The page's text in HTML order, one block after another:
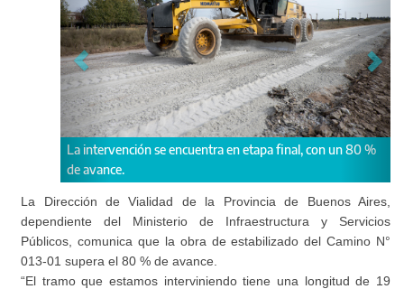
en etapa final, con un 80 %
La obra favorece la
La Dirección de Vialidad de la Provincia de Buenos Aires,
dependiente del Ministerio de Infraestructura y Servicios
Públicos, comunica que la obra de estabilizado del Camino N°
013-01 supera el 80 % de avance.
“El tramo que estamos interviniendo tiene una longitud de 19